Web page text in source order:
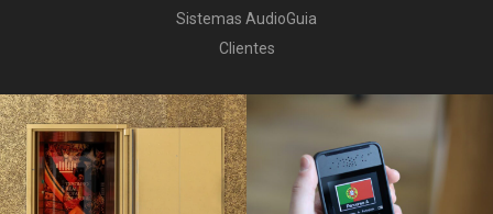
Sistemas AudioGuia
Clientes